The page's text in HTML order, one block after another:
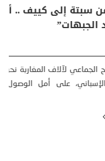
المناخية: اكثر
وحضاري (
المناخية ” المتطرفة”،